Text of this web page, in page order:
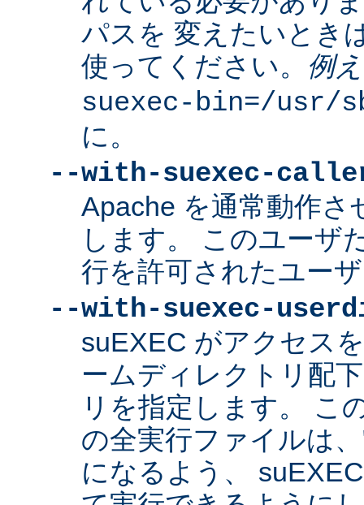
パスを 変えたいとき
使ってください。 例
suexec-bin=/usr/
に。
--with-suexec-
Apache を通常動作さ
します。 このユーザ
行を許可されたユー
--with-suexec-
suEXEC がアクセス
ームディレクトリ配
リを指定します。 こ
の全実行ファイルは
になるよう、